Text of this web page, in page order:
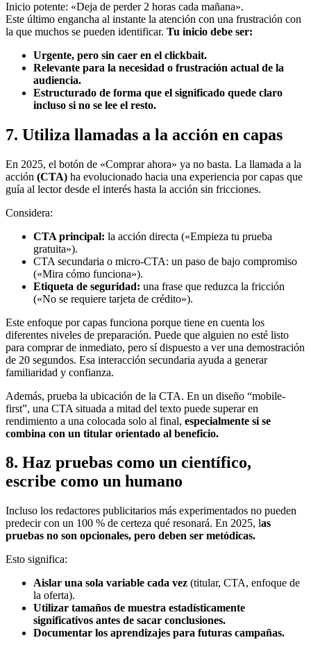
Inicio potente: «Deja de perder 2 horas cada mañana».
Este último engancha al instante la atención con una frustración con
la que muchos se pueden identificar. Tu inicio debe ser:
Urgente, pero sin caer en el clickbait.
Relevante para la necesidad o frustración actual de la
audiencia.
Estructurado de forma que el significado quede claro
incluso si no se lee el resto.
7. Utiliza llamadas a la acción en capas
En 2025, el botón de «Comprar ahora» ya no basta. La llamada a la
acción (CTA) ha evolucionado hacia una experiencia por capas que
guía al lector desde el interés hasta la acción sin fricciones.
Considera:
CTA principal: la acción directa («Empieza tu prueba
gratuita»).
CTA secundaria o micro-CTA: un paso de bajo compromiso
(«Mira cómo funciona»).
Etiqueta de seguridad: una frase que reduzca la fricción
(«No se requiere tarjeta de crédito»).
Este enfoque por capas funciona porque tiene en cuenta los
diferentes niveles de preparación. Puede que alguien no esté listo
para comprar de inmediato, pero sí dispuesto a ver una demostración
de 20 segundos. Esa interacción secundaria ayuda a generar
familiaridad y confianza.
Además, prueba la ubicación de la CTA. En un diseño “mobile-
first”, una CTA situada a mitad del texto puede superar en
rendimiento a una colocada solo al final, especialmente si se
combina con un titular orientado al beneficio.
8. Haz pruebas como un científico,
escribe como un humano
Incluso los redactores publicitarios más experimentados no pueden
predecir con un 100 % de certeza qué resonará. En 2025, las
pruebas no son opcionales, pero deben ser metódicas.
Esto significa:
Aislar una sola variable cada vez (titular, CTA, enfoque de
la oferta).
Utilizar tamaños de muestra estadísticamente
significativos antes de sacar conclusiones.
Documentar los aprendizajes para futuras campañas.